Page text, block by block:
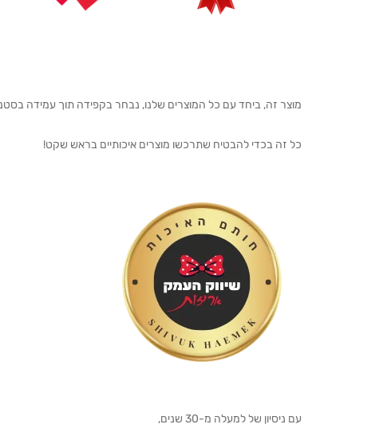
מוצר זה, ביחד עם כל המוצרים שלנו, נבחר בקפידה תוך עמידה
כל זה בכדי להבטיח שתרכשו מוצרים איכותיים בראש שקט!
עם ניסיון של למעלה מ-30 שנים,